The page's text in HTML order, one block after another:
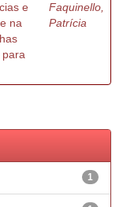
e
na
Faquinello,
Patrícia
1